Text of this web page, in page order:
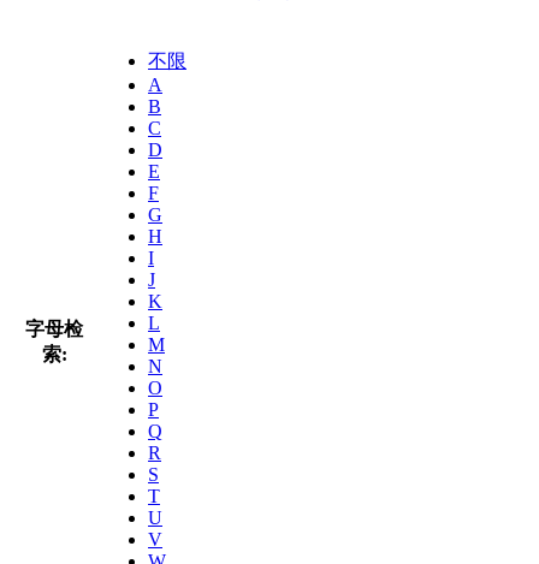
字母检
索:
不限
A
B
C
D
E
F
G
H
I
J
K
L
M
N
O
P
Q
R
S
T
U
V